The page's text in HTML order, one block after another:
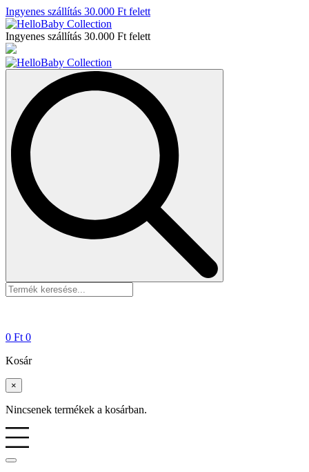
Ingyenes szállítás 30.000 Ft felett
Ingyenes szállítás 30.000 Ft felett
Search
0 Ft 0
Kosár
×
Nincsenek termékek a kosárban.